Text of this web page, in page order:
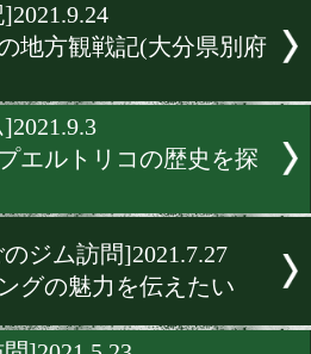
10月のニュース
記]2021.9.24
ごの地方観戦記(大分
ム]2021.9.3
とプエルトリコの歴史